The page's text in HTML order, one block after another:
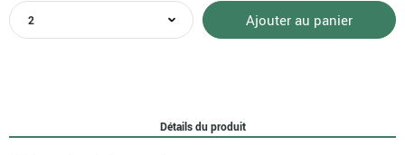
quantité
de
Ajouter au panier
Détails du produit